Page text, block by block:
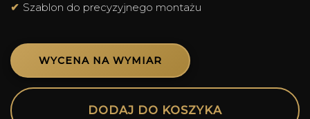
Szablon do precyzyjnego montażu
WYCENA NA WYMIAR
DODAJ DO KOSZYKA
Alternative: